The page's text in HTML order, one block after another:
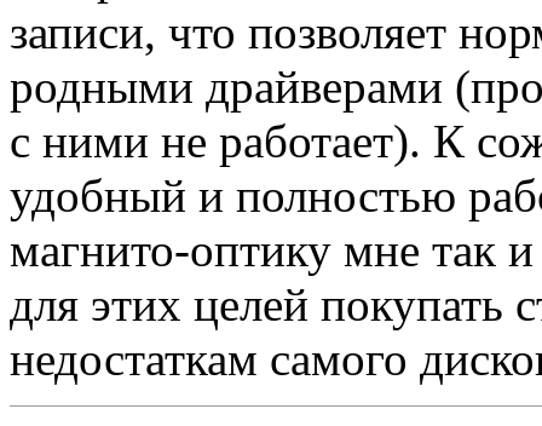
записи, что позволяет
родными драйверами
с ними не работает). К
удобный и полностью
магнито-оптику мне так
для этих целей покупать
недостаткам самого